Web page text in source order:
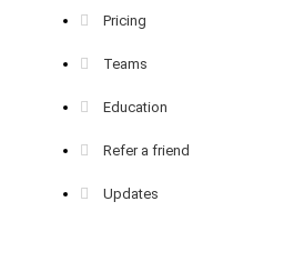
Pricing
Teams
Education
Refer a friend
Updates